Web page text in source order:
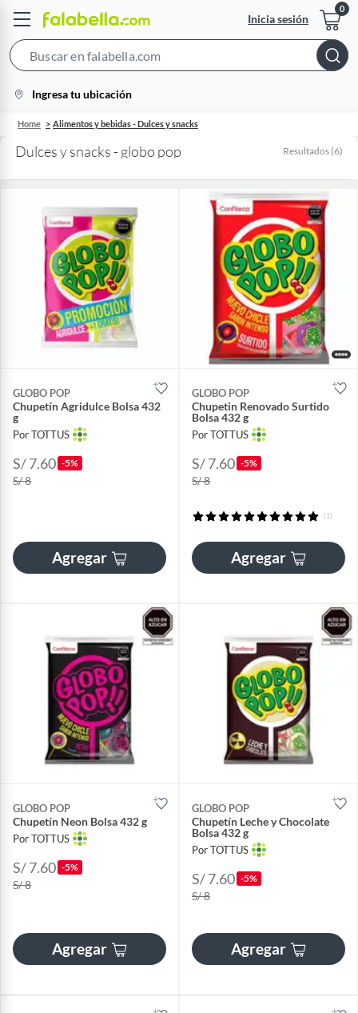
Inicia sesión
Bar
location-
icon
Ingresa tu ubicación
Home Alimentos y bebidas - Dulces y snacks
Dulces y snacks - globo pop Resultados (6)
GLOBO POP
Chupetín Agridulce Bolsa 432
g
Por TOTTUS
S/ 7.60 -5%
S/ 8
Agregar
GLOBO POP
Chupetin Renovado Surtido
Bolsa 432 g
Por TOTTUS
S/ 7.60 -5%
S/ 8
(1)
Agregar
GLOBO POP
Chupetín Neon Bolsa 432 g
Por TOTTUS
S/ 7.60 -5%
S/ 8
Agregar
GLOBO POP
Chupetín Leche y Chocolate
Bolsa 432 g
Por TOTTUS
S/ 7.60 -5%
S/ 8
Agregar